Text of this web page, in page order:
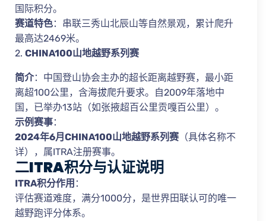
国际积分。
赛道特色：串联三秀山北辰山等自然景观，累计爬升
最高达2469米。
2. CHINA100山地越野系列赛
简介：中国登山协会主办的超长距离越野赛，最小距
离超100公里，含海拔爬升要求。自2009年落地中
国，已举办13站（如张掖超百公里贡嘎百公里）。
示例赛事：
2024年6月CHINA100山地越野系列赛（具体名称不
详），属ITRA注册赛事。
二ITRA积分与认证说明
ITRA积分作用 ：
评估赛道难度，满分1000分，是世界田联认可的唯一
越野跑评分体系。